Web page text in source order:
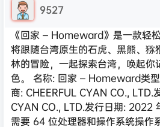
9527
《回家 – Homeward》是一款轻
将跟随台湾原生的石虎、黑熊、猕
林的冒险，一起探索台湾，唤起你
色。 名称: 回家 – Homeward类
商: CHEERFUL CYAN CO., LTD.
CYAN CO., LTD.发行日期: 2022
需要 64 位处理器和操作系统操